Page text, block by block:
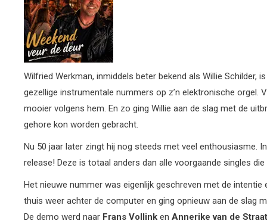
Wilfried Werkman, inmiddels beter bekend als Willie Schilder,
gezellige instrumentale nummers op z’n elektronische
mooier volgens hem. En zo ging Willie aan de slag met de
gehore kon worden gebracht.
Nu 50 jaar later zingt hij nog steeds met veel enthousiasme.
release! Deze is totaal anders dan alle voorgaande singles
Het nieuwe nummer was eigenlijk geschreven met de
thuis weer achter de computer en ging opnieuw aan de slag
De demo werd naar Frans Vollink en Annerike van de Straat